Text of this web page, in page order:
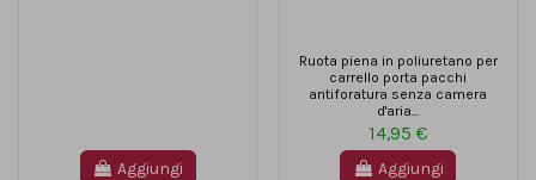
Aggiungi
Ruota piena in poliuretano per
carrello porta pacchi
antiforatura senza camera
d'aria...
14,95 €
Aggiungi